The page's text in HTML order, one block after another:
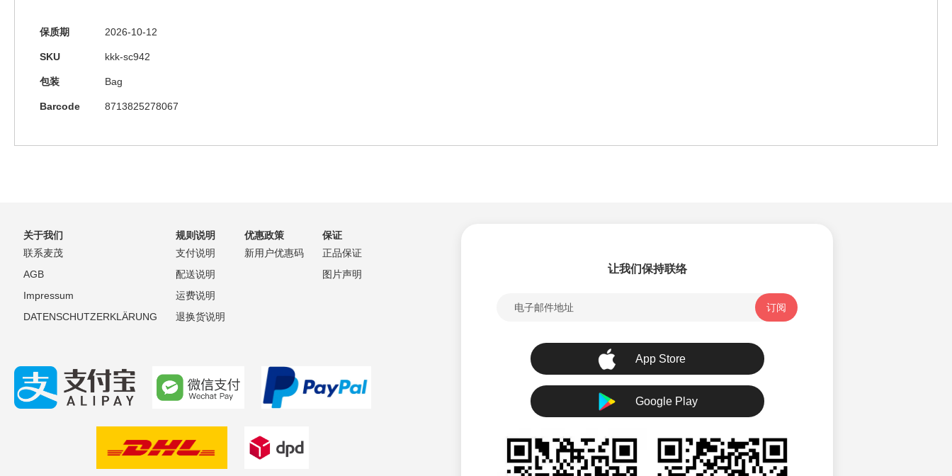
规
保质期 2026-10-12
SKU kkk-sc942
包装 Bag
Barcode 8713825278067
关于我们
联系麦茂
AGB
Impressum
DATENSCHUTZERKLÄRUNG
规则说明
支付说明
配送说明
运费说明
退换货说明
优惠政策
新用户优惠码
保证
正品保证
图片声明
让我们保持联络
订阅
App Store
Google Play